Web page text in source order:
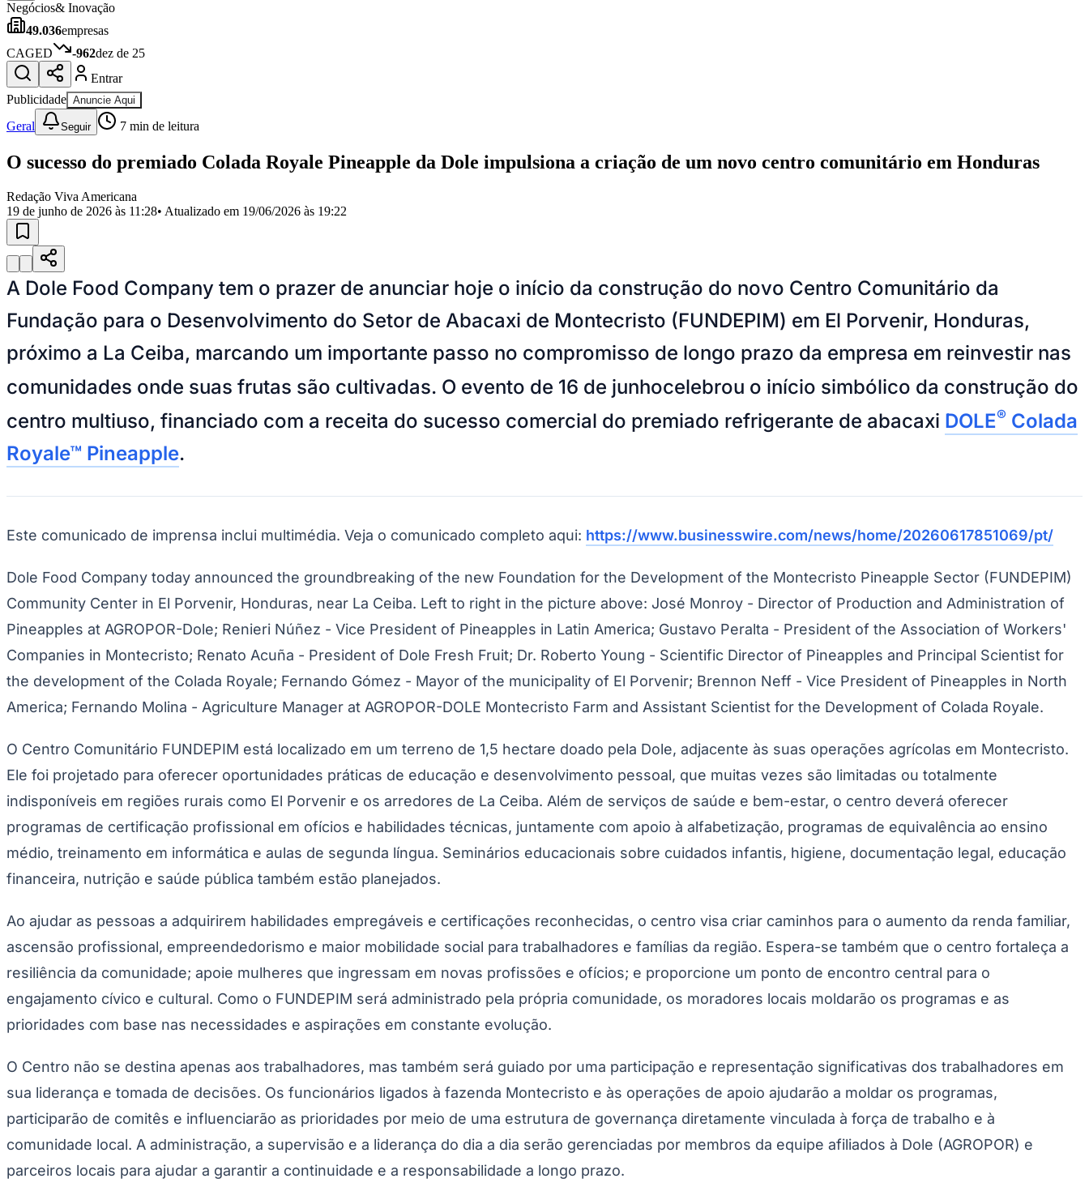
Para Sua Empresa
Anuncie no Portal
Cadastrar Empresa
Divulgar Vagas
Publicidade Legal
Política
Eleições
Segurança
Cultura
Obras
Educação
Bairros de Americana
CentroJardim Girassol
Para Sua Empresa
Anuncie no Portal
Divulgar VagasNovo
Hub de Negócios
Guia Comercial
Selo Verificado
Agenda de Vestibulares
Concursos
Para Sua Empresa
Verificar EmpresaNovo
Publicidade Legal
NBA
Fórmula 1
UFC
Tênis (ATP)
MLB
Vôlei
Competições de Futebol
Brasileirão Série A
Brasileirão Série B
Paulistão
Copa do Brasil
Libertadores
Champions League
La Liga
Bundesliga
Mundial 2026
Times - Ir direto
Negócios& Inovação
49.036empresas
CAGED
-962dez de 25
Entrar
Publicidade Anuncie Aqui
Geral Seguir 7 min de leitura
O sucesso do premiado Colada Royale Pineapple da Dole impulsiona a criação de um novo centro comunitário em Honduras
Redação Viva Americana
19 de junho de 2026 às 11:28• Atualizado em 19/06/2026 às 19:22
A Dole Food Company tem o prazer de anunciar hoje o início da construção do novo Centro Comunitário da
Fundação para o Desenvolvimento do Setor de Abacaxi de Montecristo (FUNDEPIM) em El Porvenir, Honduras,
próximo a La Ceiba, marcando um importante passo no compromisso de longo prazo da empresa em reinvestir nas
comunidades onde suas frutas são cultivadas. O evento de 16 de junhocelebrou o início simbólico da construção do
centro multiuso, financiado com a receita do sucesso comercial do premiado refrigerante de abacaxi DOLE® Colada
Royale™ Pineapple.
Este comunicado de imprensa inclui multimédia. Veja o comunicado completo aqui: https://www.businesswire.com/news/home/20260617851069/pt/
Dole Food Company today announced the groundbreaking of the new Foundation for the Development of the Montecristo Pineapple Sector (FUNDEPIM)
Community Center in El Porvenir, Honduras, near La Ceiba. Left to right in the picture above: José Monroy - Director of Production and Administration of
Pineapples at AGROPOR-Dole; Renieri Núñez - Vice President of Pineapples in Latin America; Gustavo Peralta - President of the Association of Workers'
Companies in Montecristo; Renato Acuña - President of Dole Fresh Fruit; Dr. Roberto Young - Scientific Director of Pineapples and Principal Scientist for
the development of the Colada Royale; Fernando Gómez - Mayor of the municipality of El Porvenir; Brennon Neff - Vice President of Pineapples in North
America; Fernando Molina - Agriculture Manager at AGROPOR-DOLE Montecristo Farm and Assistant Scientist for the Development of Colada Royale.
O Centro Comunitário FUNDEPIM está localizado em um terreno de 1,5 hectare doado pela Dole, adjacente às suas operações agrícolas em Montecristo.
Ele foi projetado para oferecer oportunidades práticas de educação e desenvolvimento pessoal, que muitas vezes são limitadas ou totalmente
indisponíveis em regiões rurais como El Porvenir e os arredores de La Ceiba. Além de serviços de saúde e bem-estar, o centro deverá oferecer
programas de certificação profissional em ofícios e habilidades técnicas, juntamente com apoio à alfabetização, programas de equivalência ao ensino
médio, treinamento em informática e aulas de segunda língua. Seminários educacionais sobre cuidados infantis, higiene, documentação legal, educação
financeira, nutrição e saúde pública também estão planejados.
Ao ajudar as pessoas a adquirirem habilidades empregáveis ​​e certificações reconhecidas, o centro visa criar caminhos para o aumento da renda familiar,
ascensão profissional, empreendedorismo e maior mobilidade social para trabalhadores e famílias da região. Espera-se também que o centro fortaleça a
resiliência da comunidade; apoie mulheres que ingressam em novas profissões e ofícios; e proporcione um ponto de encontro central para o
engajamento cívico e cultural. Como o FUNDEPIM será administrado pela própria comunidade, os moradores locais moldarão os programas e as
prioridades com base nas necessidades e aspirações em constante evolução.
O Centro não se destina apenas aos trabalhadores, mas também será guiado por uma participação e representação significativas dos trabalhadores em
sua liderança e tomada de decisões. Os funcionários ligados à fazenda Montecristo e às operações de apoio ajudarão a moldar os programas,
participarão de comitês e influenciarão as prioridades por meio de uma estrutura de governança diretamente vinculada à força de trabalho e à
comunidade local. A administração, a supervisão e a liderança do dia a dia serão gerenciadas por membros da equipe afiliados à Dole (AGROPOR) e
parceiros locais para ajudar a garantir a continuidade e a responsabilidade a longo prazo.